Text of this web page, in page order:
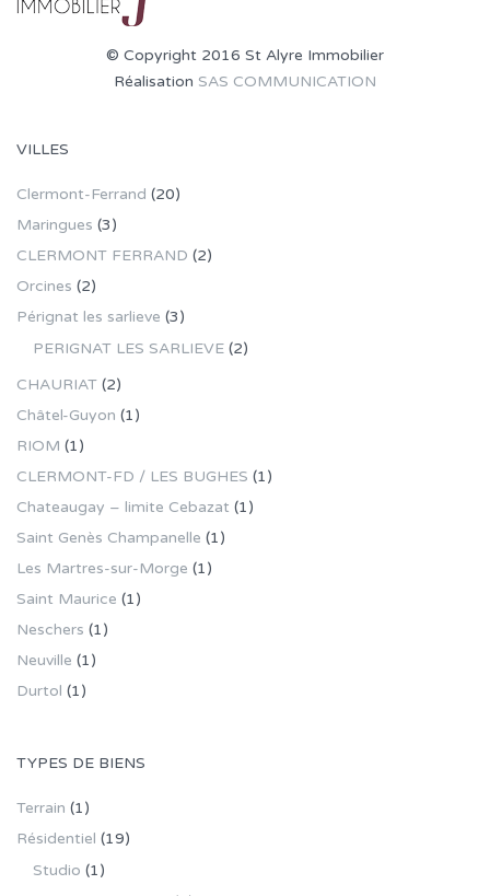
© Copyright 2016 St Alyre Immobilier
Réalisation SAS COMMUNICATION
VILLES
Clermont-Ferrand (20)
Maringues (3)
CLERMONT FERRAND (2)
Orcines (2)
Pérignat les sarlieve (3)
PERIGNAT LES SARLIEVE (2)
CHAURIAT (2)
Châtel-Guyon (1)
RIOM (1)
CLERMONT-FD / LES BUGHES (1)
Chateaugay – limite Cebazat (1)
Saint Genès Champanelle (1)
Les Martres-sur-Morge (1)
Saint Maurice (1)
Neschers (1)
Neuville (1)
Durtol (1)
TYPES DE BIENS
Terrain (1)
Résidentiel (19)
Studio (1)